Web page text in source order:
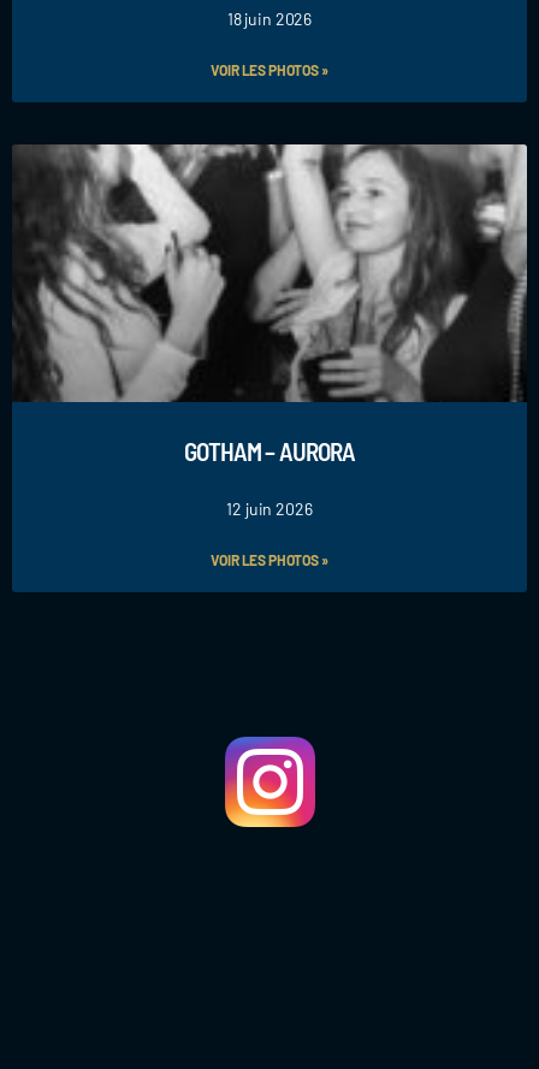
18 juin 2026
VOIR LES PHOTOS »
GOTHAM – AURORA
12 juin 2026
VOIR LES PHOTOS »